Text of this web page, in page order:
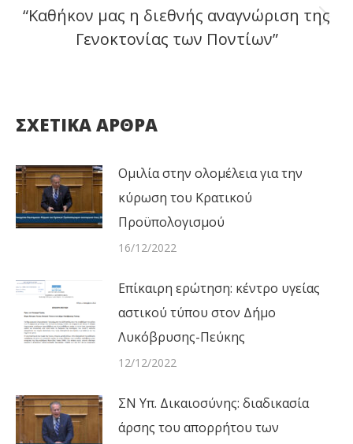
Next
“Καθήκον μας η διεθνής αναγνώριση της
Γενοκτονίας των Ποντίων”
ΣΧΕΤΙΚΑ ΑΡΘΡΑ
Ομιλία στην ολομέλεια για την
κύρωση του Κρατικού
Προϋπολογισμού
16/12/2022
Επίκαιρη ερώτηση: κέντρο υγείας
αστικού τύπου στον Δήμο
Λυκόβρυσης-Πεύκης
12/12/2022
ΣΝ Υπ. Δικαιοσύνης: διαδικασία
άρσης του απορρήτου των